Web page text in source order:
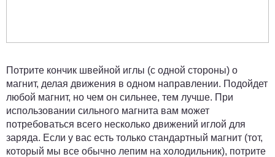
Потрите кончик швейной иглы (с одной стороны) о
магнит, делая движения в одном направлении. Подойдет
любой магнит, но чем он сильнее, тем лучше. При
использовании сильного магнита вам может
потребоваться всего несколько движений иглой для
заряда. Если у вас есть только стандартный магнит (тот,
который мы все обычно лепим на холодильник), потрите